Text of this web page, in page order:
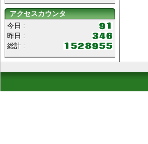
アクセスカウンタ
今日 :
昨日 :
総計 :